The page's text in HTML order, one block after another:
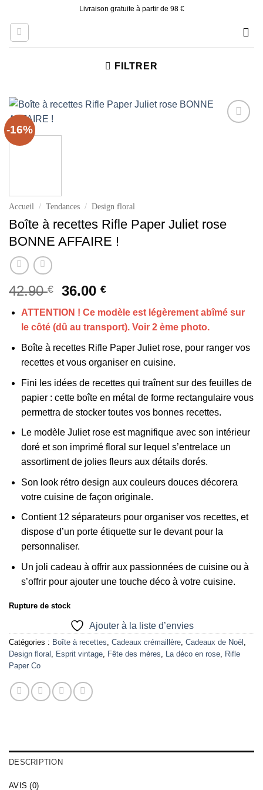
content
Livraison gratuite à partir de 98 €
FILTRER
-16%
Accueil / Tendances / Design floral
Boîte à recettes Rifle Paper Juliet rose
BONNE AFFAIRE !
42.90€
Le
prix
initial
était :
42.90 €.
36.00€Le
prix
actuel
est :
36.00 €.
ATTENTION ! Ce modèle est légèrement abîmé sur
le côté (dû au transport). Voir 2 ème photo.
Boîte à recettes Rifle Paper Juliet rose, pour ranger vos
recettes et vous organiser en cuisine.
Fini les idées de recettes qui traînent sur des feuilles de
papier : cette boîte en métal de forme rectangulaire vous
permettra de stocker toutes vos bonnes recettes.
Le modèle Juliet rose est magnifique avec son intérieur
doré et son imprimé floral sur lequel s’entrelace un
assortiment de jolies fleurs aux détails dorés.
Son look rétro design aux couleurs douces décorera
votre cuisine de façon originale.
Contient 12 séparateurs pour organiser vos recettes, et
dispose d’un porte étiquette sur le devant pour la
personnaliser.
Un joli cadeau à offrir aux passionnées de cuisine ou à
s’offrir pour ajouter une touche déco à votre cuisine.
Rupture de stock
Ajouter à la liste d’envies
Catégories : Boîte à recettes Cadeaux crémaillère Cadeaux de Noël
Design floral
Esprit vintage Fête des mères La déco en rose Rifle
Paper Co
DESCRIPTION
AVIS (0)